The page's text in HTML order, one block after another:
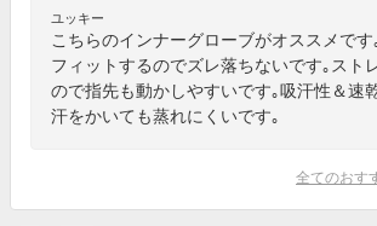
ユッキー
こちらのインナーグローブがオススメです
フィットするのでズレ落ちないです｡スト
ので指先も動かしやすいです｡吸汗性＆速
汗をかいても蒸れにくいです｡
全てのおす